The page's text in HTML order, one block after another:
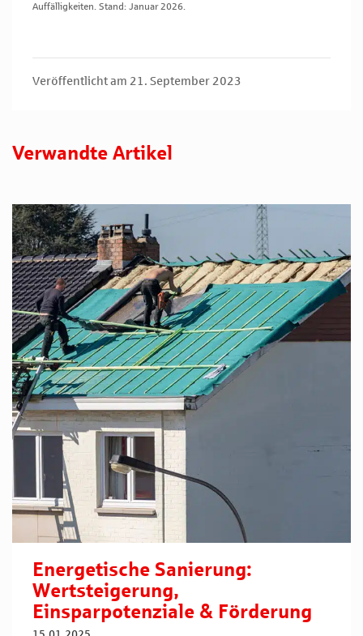
Auffälligkeiten. Stand: Januar 2026.
Veröffentlicht am 21. September 2023
Verwandte Artikel
Energetische Sanierung:
Wertsteigerung,
Einsparpotenziale & Förderung